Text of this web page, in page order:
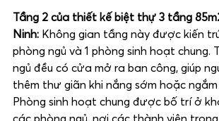
Tầng 2 của thiết kế biệt thự 3 tầng
Ninh: Không gian tầng này được kiến
phòng ngủ và 1 phòng sinh hoạt chung.
ngủ đều có cửa mở ra ban công, giúp
thêm thư giãn khi nắng sớm hoặc ngắm
Phòng sinh hoạt chung được bố trí ở